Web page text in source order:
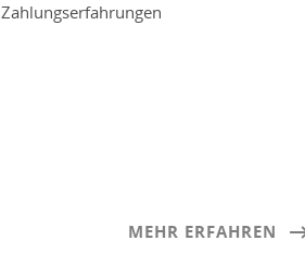
Zahlungserfahrungen
MEHR ERFAHREN